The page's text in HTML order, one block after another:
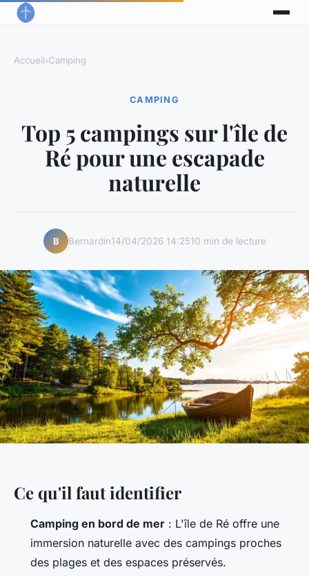
Accueil›Camping
CAMPING
Top 5 campings sur l'île de
Ré pour une escapade
naturelle
B Bernardin14/04/2026 14:2510 min de lecture
Ce qu'il faut identifier
Camping en bord de mer : L'île de Ré offre une
immersion naturelle avec des campings proches
des plages et des espaces préservés.